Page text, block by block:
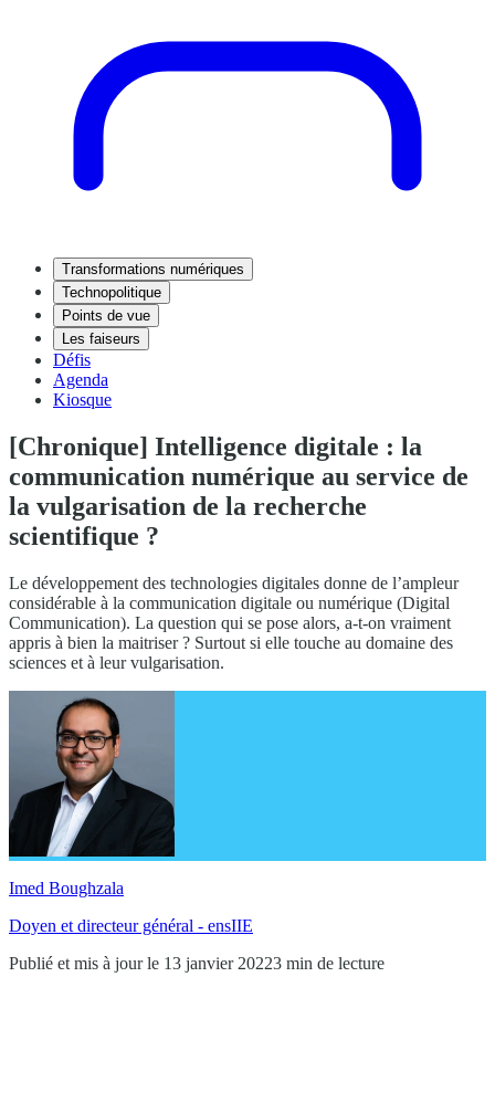
Transformations numériques
Technopolitique
Points de vue
Les faiseurs
Défis
Agenda
Kiosque
[Chronique] Intelligence digitale : la
communication numérique au service de
la vulgarisation de la recherche
scientifique ?
Le développement des technologies digitales donne de l’ampleur
considérable à la communication digitale ou numérique (Digital
Communication). La question qui se pose alors, a-t-on vraiment
appris à bien la maitriser ? Surtout si elle touche au domaine des
sciences et à leur vulgarisation.
Imed Boughzala
Doyen et directeur général - ensIIE
Publié et mis à jour le 13 janvier 20223 min de lecture